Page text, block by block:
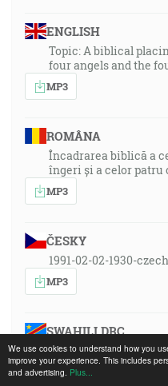
We use cookies to understand how you
improve your experience. This includes
and advertising. Plus...
ENGLISH
Topic: A biblical
four angels and the
MP3
ROMÂNA
Încadrarea biblică a
îngeri și a celor patru
MP3
ČESKY
1991-02-02-1930-czech
MP3
SWAHILI DRC
MP3